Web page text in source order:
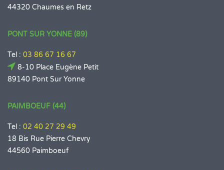
44320 Chaumes en Retz
PONT SUR YONNE (89)
Tel : 03 86 67 16 67
8-10 Place Eugène Petit
89140 Pont Sur Yonne
PAIMBOEUF (44)
Tel : 02 40 27 29 49
18 Bis Rue Pierre Chevry
44560 Paimboeuf